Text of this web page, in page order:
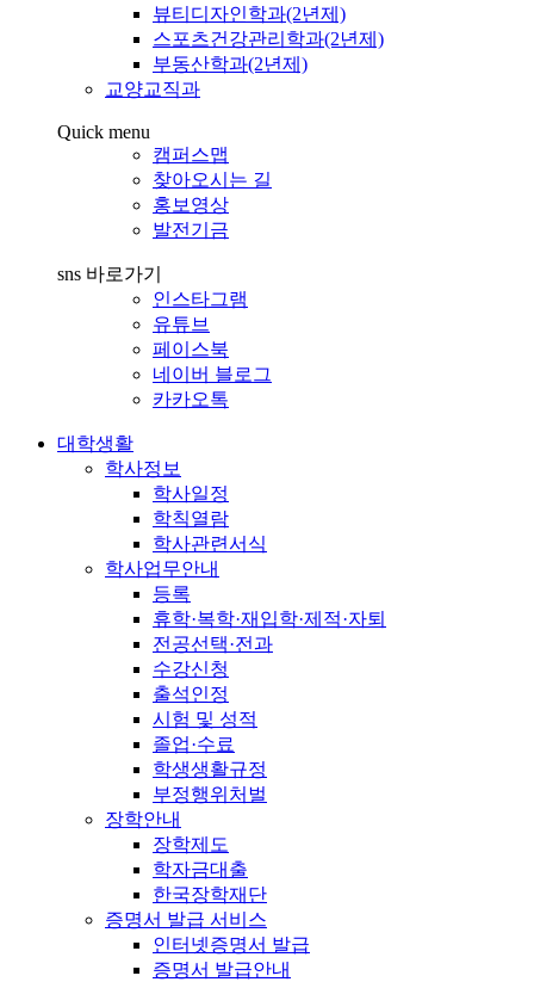
뷰티디자인학과(2년제)
스포츠건강관리학과(2년제)
부동산학과(2년제)
교양교직과
Quick menu
캠퍼스맵
찾아오시는 길
홍보영상
발전기금
sns 바로가기
인스타그램
유튜브
페이스북
네이버 블로그
카카오톡
대학생활
학사정보
학사일정
학칙열람
학사관련서식
학사업무안내
등록
휴학·복학·재입학·제적·자퇴
전공선택·전과
수강신청
출석인정
시험 및 성적
졸업·수료
학생생활규정
부정행위처벌
장학안내
장학제도
학자금대출
한국장학재단
증명서 발급 서비스
인터넷증명서 발급
증명서 발급안내